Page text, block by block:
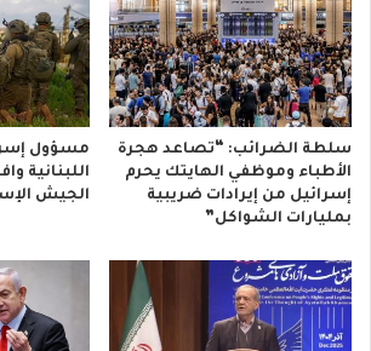
سلطة الضرائب: “تصاعد هجرة
الأطباء وموظفي الهايتك يحرم
إسرائيل من إيرادات ضريبية
بمليارات الشواكل”
مسؤول
اللبنانية
الجيش